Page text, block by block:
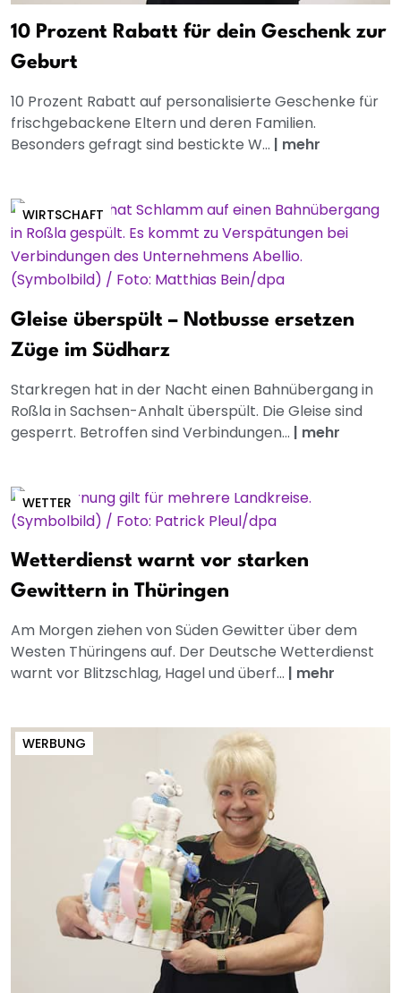
10 Prozent Rabatt für dein Geschenk zur
Geburt
10 Prozent Rabatt auf personalisierte Geschenke für
frischgebackene Eltern und deren Familien.
Besonders gefragt sind bestickte W... | mehr
WIRTSCHAFT
Gleise überspült – Notbusse ersetzen
Züge im Südharz
Starkregen hat in der Nacht einen Bahnübergang in
Roßla in Sachsen-Anhalt überspült. Die Gleise sind
gesperrt. Betroffen sind Verbindungen... | mehr
WETTER
Wetterdienst warnt vor starken
Gewittern in Thüringen
Am Morgen ziehen von Süden Gewitter über dem
Westen Thüringens auf. Der Deutsche Wetterdienst
warnt vor Blitzschlag, Hagel und überf... | mehr
WERBUNG